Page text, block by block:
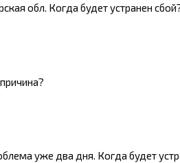
обл. Когда будет устранен
уже два дня. Когда будет